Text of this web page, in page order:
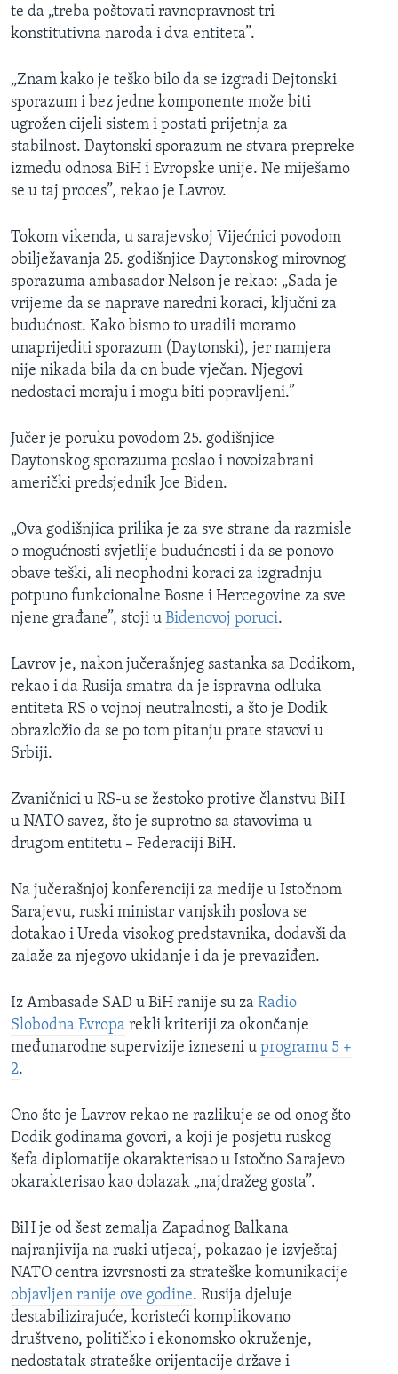
te da „treba poštovati ravnopravnost tri
konstitutivna naroda i dva entiteta”.
„Znam kako je teško bilo da se izgradi Dejtonski
sporazum i bez jedne komponente može biti
ugrožen cijeli sistem i postati prijetnja za
stabilnost. Daytonski sporazum ne stvara prepreke
između odnosa BiH i Evropske unije. Ne miješamo
se u taj proces”, rekao je Lavrov.
Tokom vikenda, u sarajevskoj Vijećnici povodom
obilježavanja 25. godišnjice Daytonskog mirovnog
sporazuma ambasador Nelson je rekao: „Sada je
vrijeme da se naprave naredni koraci, ključni za
budućnost. Kako bismo to uradili moramo
unaprijediti sporazum (Daytonski), jer namjera
nije nikada bila da on bude vječan. Njegovi
nedostaci moraju i mogu biti popravljeni.”
Jučer je poruku povodom 25. godišnjice
Daytonskog sporazuma poslao i novoizabrani
američki predsjednik Joe Biden.
„Ova godišnjica prilika je za sve strane da razmisle
o mogućnosti svjetlije budućnosti i da se ponovo
obave teški, ali neophodni koraci za izgradnju
potpuno funkcionalne Bosne i Hercegovine za sve
njene građane”, stoji u Bidenovoj poruci.
Lavrov je, nakon jučerašnjeg sastanka sa Dodikom,
rekao i da Rusija smatra da je ispravna odluka
entiteta RS o vojnoj neutralnosti, a što je Dodik
obrazložio da se po tom pitanju prate stavovi u
Srbiji.
Zvaničnici u RS-u se žestoko protive članstvu BiH
u NATO savez, što je suprotno sa stavovima u
drugom entitetu – Federaciji BiH.
Na jučerašnjoj konferenciji za medije u Istočnom
Sarajevu, ruski ministar vanjskih poslova se
dotakao i Ureda visokog predstavnika, dodavši da
zalaže za njegovo ukidanje i da je prevaziđen.
Iz Ambasade SAD u BiH ranije su za Radio
Slobodna Evropa rekli kriteriji za okončanje
međunarodne supervizije izneseni u programu 5 +
2.
Ono što je Lavrov rekao ne razlikuje se od onog što
Dodik godinama govori, a koji je posjetu ruskog
šefa diplomatije okarakterisao u Istočno Sarajevo
okarakterisao kao dolazak „najdražeg gosta”.
BiH je od šest zemalja Zapadnog Balkana
najranjivija na ruski utjecaj, pokazao je izvještaj
NATO centra izvrsnosti za strateške komunikacije
objavljen ranije ove godine. Rusija djeluje
destabilizirajuće, koristeći komplikovano
društveno, političko i ekonomsko okruženje,
nedostatak strateške orijentacije države i